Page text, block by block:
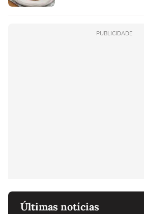
PUBLICIDADE
Últimas notícias